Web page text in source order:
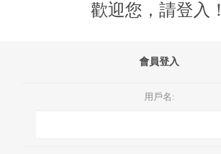
歡迎您，請登入！
會員登入
用戶名: